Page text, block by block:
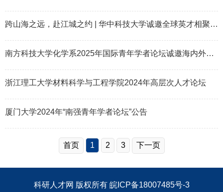
跨山海之远，赴江城之约 | 华中科技大学诚邀全球英才相聚“东湖论坛”
南方科技大学化学系2025年国际青年学者论坛诚邀海内外英才
浙江理工大学材料科学与工程学院2024年高层次人才论坛
厦门大学2024年“南强青年学者论坛”公告
首页 1 2 3 下一页
科研人才网 版权所有 皖ICP备18007485号-3